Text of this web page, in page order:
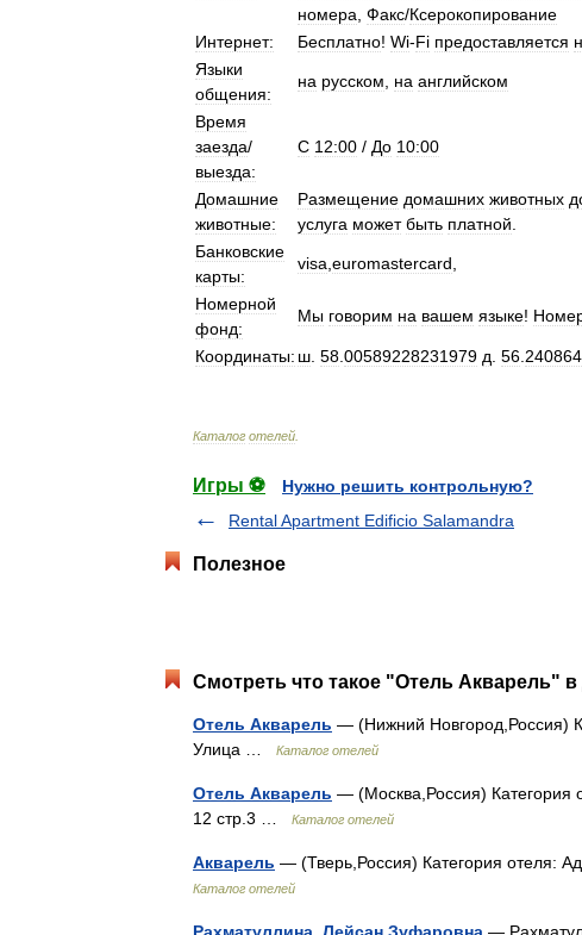
номера Факс/Ксерокопирование
Интернет:
Бесплатно! Wi-Fi предоставляется
Языки
общения:
на русском на английском
Время
заезда/
выезда:
C 12:00 / До 10:00
Домашние
животные:
Размещение домашних животных
услуга может быть платной
Банковские
карты:
visa euromastercard
Номерной
фонд:
Мы говорим на вашем языке!
Координаты: ш 58 00589228231979 д 56
Каталог отелей
Игры ⚽
Нужно решить контрольную?
Rental Apartment Edificio Salamandra
Полезное
Смотреть что такое "Отель Акварель" в
Отель Акварель — (Нижний Новгород,Россия)
Улица …
Каталог отелей
Отель Акварель — (Москва,Россия) Категория
12 стр.3 …
Каталог отелей
Акварель — (Тверь,Россия) Категория отеля:
Каталог отелей